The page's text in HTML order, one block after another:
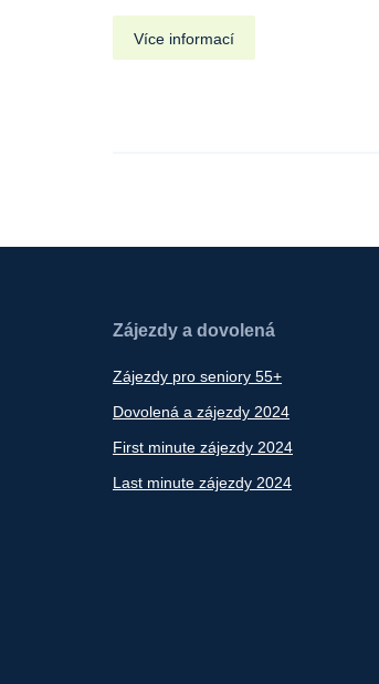
Více informací
Zájezdy a dovolená
Zájezdy pro seniory 55+
Dovolená a zájezdy 2024
First minute zájezdy 2024
Last minute zájezdy 2024